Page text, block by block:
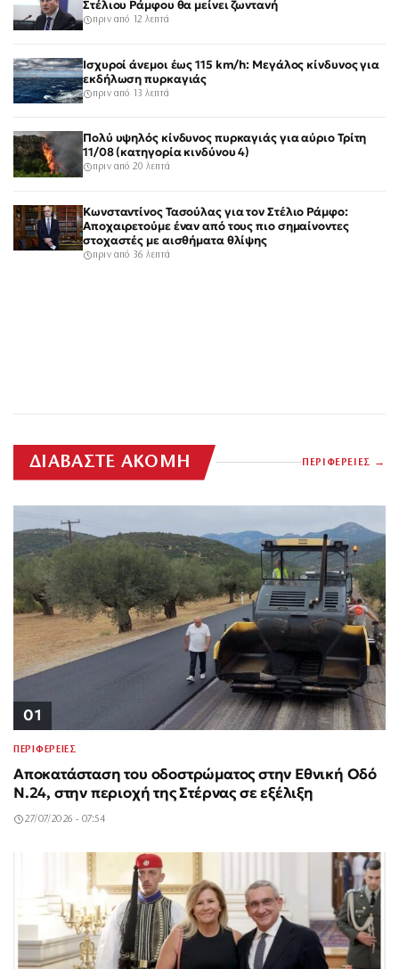
Στέλιου Ράμφου θα μείνει ζωντανή
πριν από 12 λεπτά
Ισχυροί άνεμοι έως 115 km/h: Μεγάλος κίνδυνος για
εκδήλωση πυρκαγιάς
πριν από 13 λεπτά
Πολύ υψηλός κίνδυνος πυρκαγιάς για αύριο Τρίτη
11/08 (κατηγορία κινδύνου 4)
πριν από 20 λεπτά
Κωνσταντίνος Τασούλας για τον Στέλιο Ράμφο:
Αποχαιρετούμε έναν από τους πιο σημαίνοντες
στοχαστές με αισθήματα θλίψης
πριν από 36 λεπτά
ΔΙΑΒΑΣΤΕ ΑΚΟΜΗ ΠΕΡΙΦΕΡΕΙΕΣ
01
ΠΕΡΙΦΕΡΕΙΕΣ
Αποκατάσταση του οδοστρώματος στην Εθνική Οδό
Ν.24, στην περιοχή της Στέρνας σε εξέλιξη
27/07/2026 - 07:54